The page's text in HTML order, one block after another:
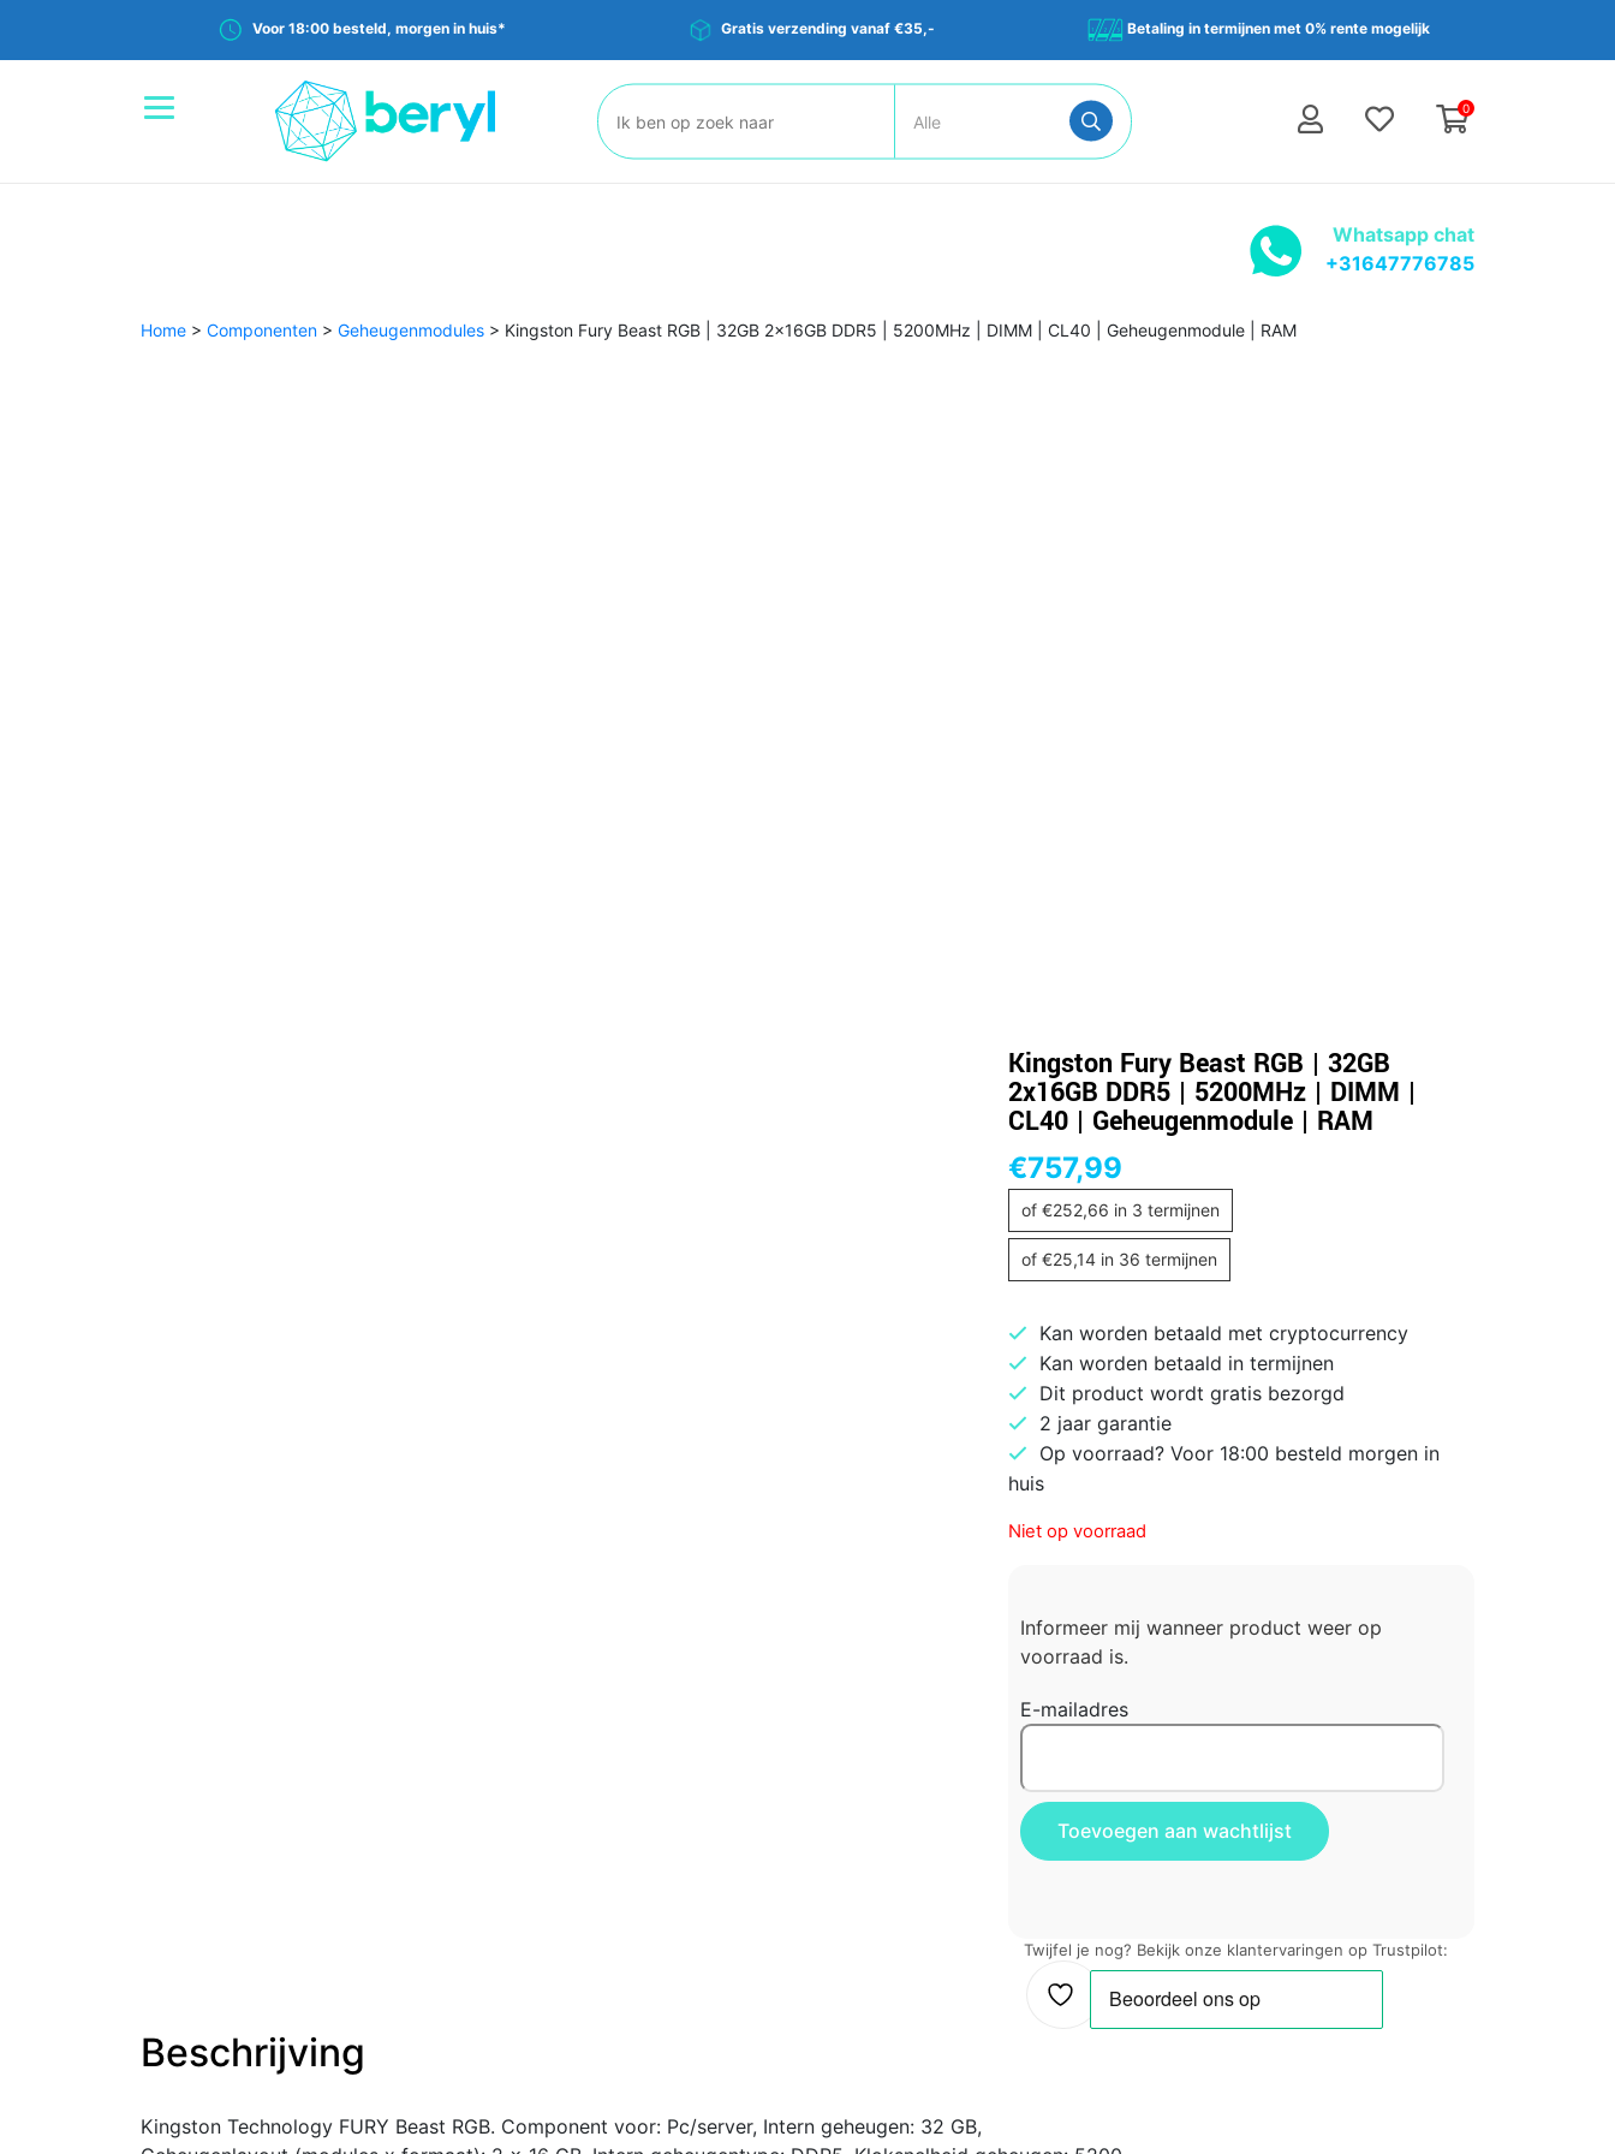
Voor 18:00 besteld, morgen in huis* Gratis verzending vanaf €35,- Betaling in termijnen met 0% rente mogelijk
0
Zoeken:
Whatsapp chat
+31647776785
Home > Componenten > Geheugenmodules > Kingston Fury Beast RGB | 32GB 2x16GB DDR5 | 5200MHz | DIMM | CL40 | Geheugenmodule | RAM
Kingston Fury Beast RGB | 32GB
2x16GB DDR5 | 5200MHz | DIMM |
CL40 | Geheugenmodule | RAM
€757,99
of €252,66 in 3 termijnen
of €25,14in 36 termijnen
Kan worden betaald met cryptocurrency
Kan worden betaald in termijnen
Dit product wordt gratis bezorgd
2 jaar garantie
Op voorraad? Voor 18:00 besteld morgen in
huis
Niet op voorraad
Informeer mij wanneer product weer op
voorraad is.
E-mailadres
Twijfel je nog? Bekijk onze klantervaringen op Trustpilot:
Beschrijving
Kingston Technology FURY Beast RGB. Component voor: Pc/server, Intern geheugen: 32 GB,